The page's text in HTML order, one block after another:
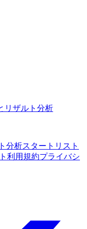
リザルト分析
分析スタートリスト
利用規約プライバシ